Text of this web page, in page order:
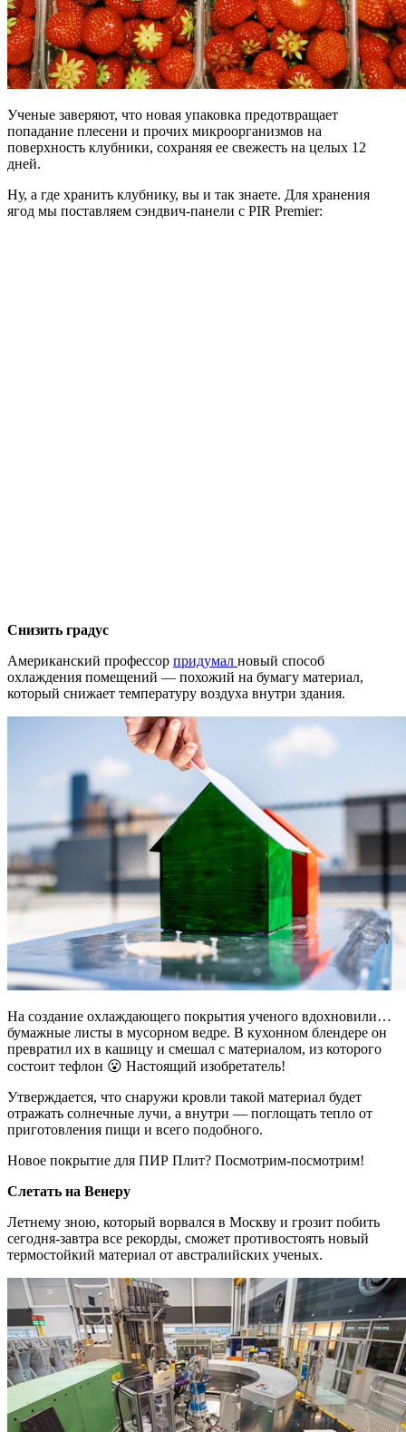
Ученые заверяют, что новая упаковка предотвращает
попадание плесени и прочих микроорганизмов на
поверхность клубники, сохраняя ее свежесть на целых 12
дней.
Ну, а где хранить клубнику, вы и так знаете. Для хранения
ягод мы поставляем сэндвич-панели с PIR Premier:
Снизить градус
Американский профессор придумал новый способ
охлаждения помещений — похожий на бумагу материал,
который снижает температуру воздуха внутри здания.
На создание охлаждающего покрытия ученого вдохновили…
бумажные листы в мусорном ведре. В кухонном блендере он
превратил их в кашицу и смешал с материалом, из которого
состоит тефлон 😮 Настоящий изобретатель!
Утверждается, что снаружи кровли такой материал будет
отражать солнечные лучи, а внутри — поглощать тепло от
приготовления пищи и всего подобного.
Новое покрытие для ПИР Плит? Посмотрим-посмотрим!
Слетать на Венеру
Летнему зною, который ворвался в Москву и грозит побить
сегодня-завтра все рекорды, сможет противостоять новый
термостойкий материал от австралийских ученых.